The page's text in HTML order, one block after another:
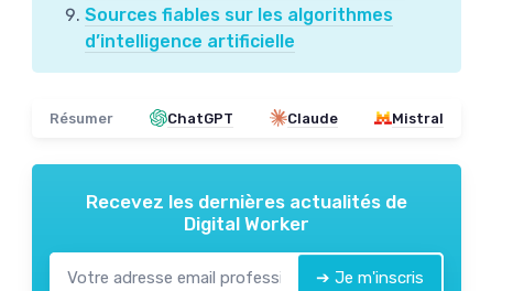
Sources fiables sur les algorithmes
d’intelligence artificielle
Résumer ChatGPT Claude Mistral
Recevez les dernières actualités de
Digital Worker
➔ Je m'inscris